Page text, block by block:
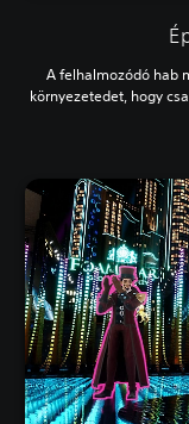
A felhalmozódó hab
környezetedet, hogy